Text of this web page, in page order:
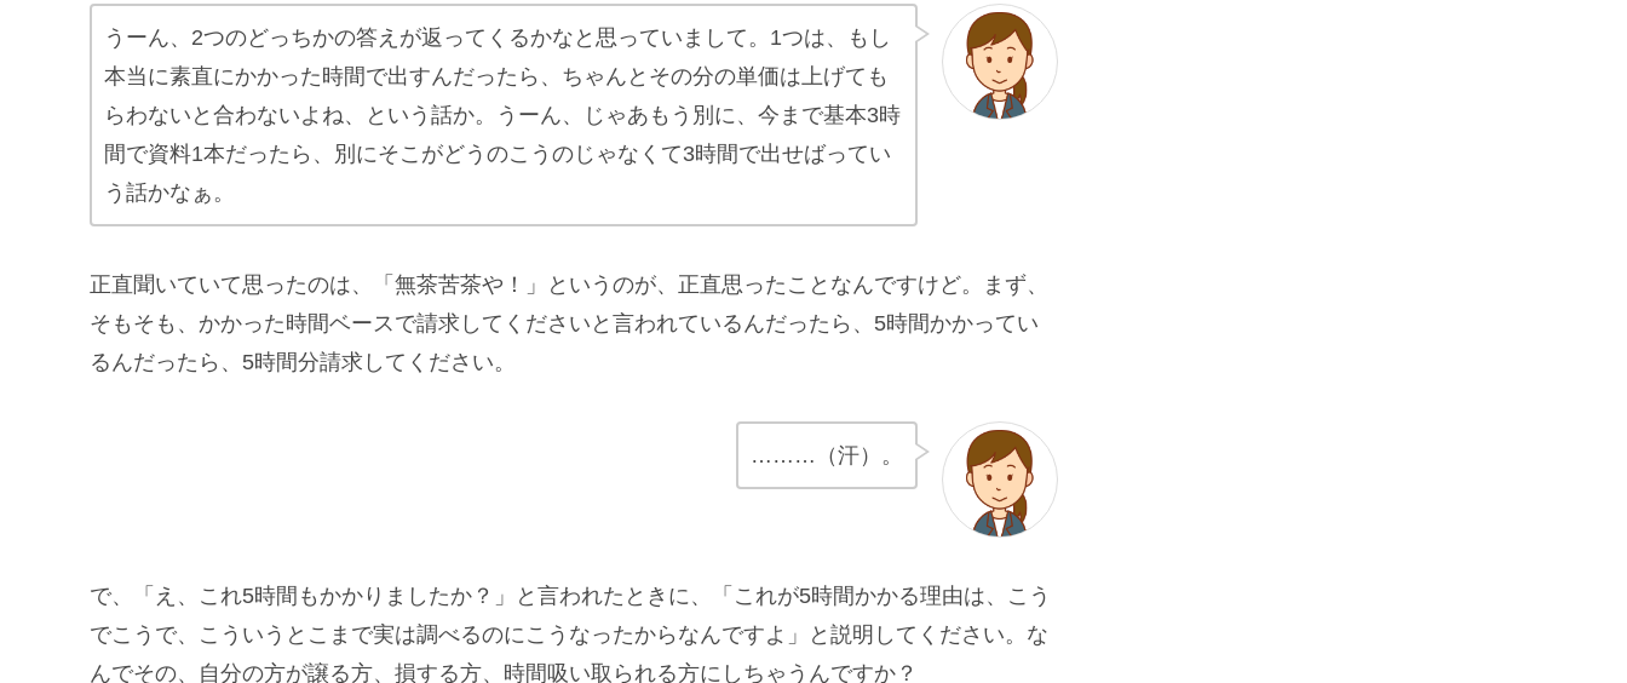
うーん、2つのどっちかの答えが返ってくるかなと思っていまして。1つは、もし
本当に素直にかかった時間で出すんだったら、ちゃんとその分の単価は上げても
らわないと合わないよね、という話か。うーん、じゃあもう別に、今まで基本3時
間で資料1本だったら、別にそこがどうのこうのじゃなくて3時間で出せばってい
う話かなぁ。
正直聞いていて思ったのは、「無茶苦茶や！」というのが、正直思ったことなんですけど。まず、
そもそも、かかった時間ベースで請求してくださいと言われているんだったら、5時間かかってい
るんだったら、5時間分請求してください。
………（汗）。
で、「え、これ5時間もかかりましたか？」と言われたときに、「これが5時間かかる理由は、こう
でこうで、こういうとこまで実は調べるのにこうなったからなんですよ」と説明してください。な
んでその、自分の方が譲る方、損する方、時間吸い取られる方にしちゃうんですか？